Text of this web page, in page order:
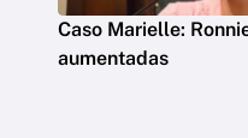
Caso Marielle:
aumentadas